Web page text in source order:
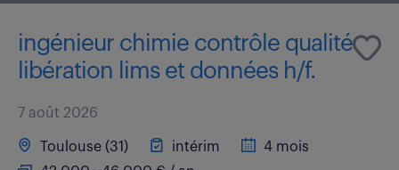
ingénieur chimie contrôle qualité
libération lims et données h/f.
7 août 2026
Toulouse (31) intérim
4 mois